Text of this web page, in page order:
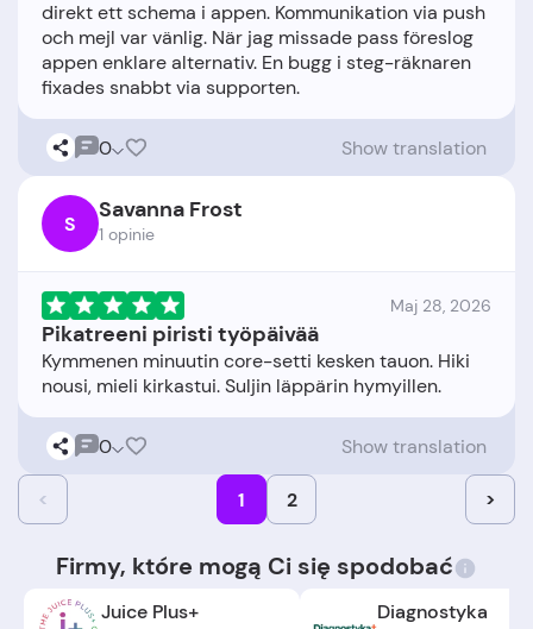
direkt ett schema i appen. Kommunikation via push
och mejl var vänlig. När jag missade pass föreslog
appen enklare alternativ. En bugg i steg-räknaren
0 Show translation
S Savanna Frost
1 opinie
Maj 28, 2026
Pikatreeni piristi työpäivää
Kymmenen minuutin core-setti kesken tauon. Hiki
0 Show translation
< 1 2 >
Firmy, które mogą Ci się spodobać
Juice Plus+
Diagnostyka